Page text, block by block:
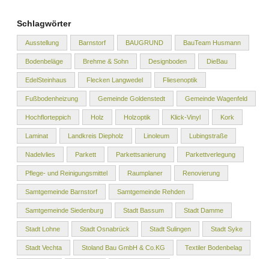
Schlagwörter
Ausstellung Barnstorf BAUGRUND BauTeam Husmann
Bodenbeläge Brehme & Sohn Designboden DieBau
EdelSteinhaus Flecken Langwedel Fliesenoptik
Fußbodenheizung Gemeinde Goldenstedt Gemeinde Wagenfeld
Hochflorteppich Holz Holzoptik Klick-Vinyl Kork
Laminat Landkreis Diepholz Linoleum Lubingstraße
Nadelvlies Parkett Parkettsanierung Parkettverlegung
Pflege- und Reinigungsmittel Raumplaner Renovierung
Samtgemeinde Barnstorf Samtgemeinde Rehden
Samtgemeinde Siedenburg Stadt Bassum Stadt Damme
Stadt Lohne Stadt Osnabrück Stadt Sulingen Stadt Syke
Stadt Vechta Stoland Bau GmbH & Co.KG Textiler Bodenbelag